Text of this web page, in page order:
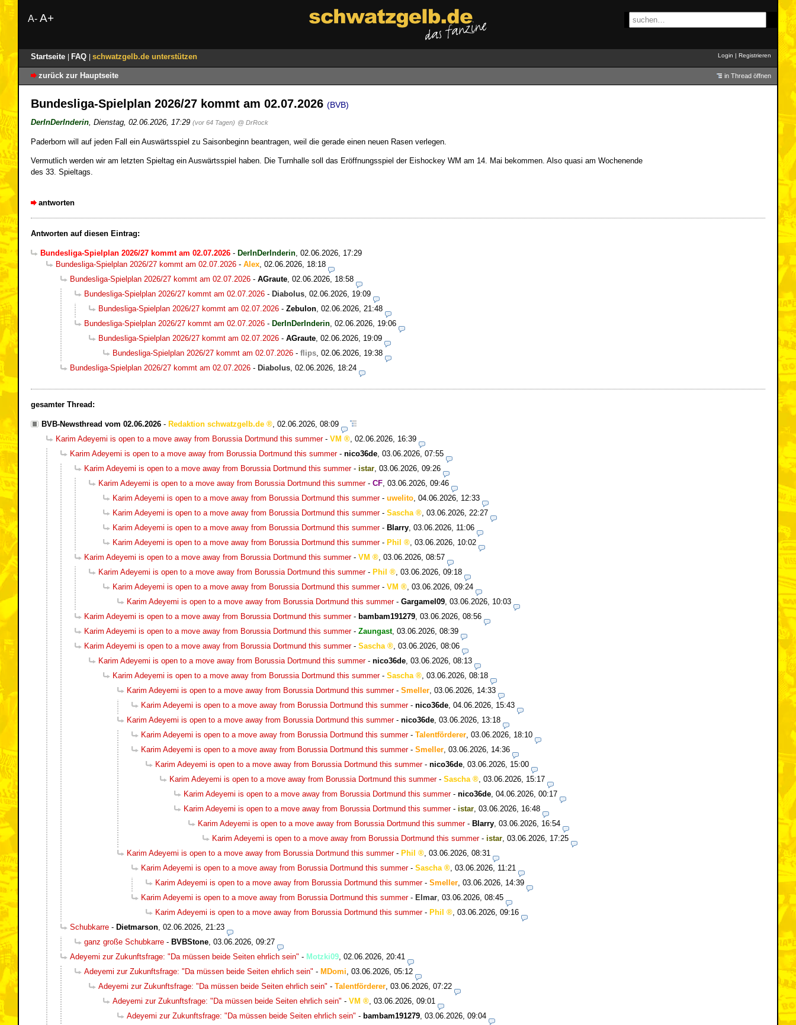
A- A+
Startseite FAQ schwatzgelb.de unterstützen Login | Registrieren
zurück zur Hauptseite in Thread öffnen
Bundesliga-Spielplan 2026/27 kommt am 02.07.2026 (BVB)
DerInDerInderin Dienstag, 02.06.2026, 17:29 (vor 64 Tagen) @ DrRock
Paderborn will auf jeden Fall ein Auswärtsspiel zu Saisonbeginn beantragen, weil die gerade einen neuen Rasen verlegen.
Vermutlich werden wir am letzten Spieltag ein Auswärtsspiel haben. Die Turnhalle soll das Eröffnungsspiel der Eishockey WM am 14. Mai bekommen. Also quasi am Wochenende
des 33. Spieltags.
antworten
Antworten auf diesen Eintrag:
Bundesliga-Spielplan 2026/27 kommt am 02.07.2026 - DerInDerInderin, 02.06.2026, 17:29
Bundesliga-Spielplan 2026/27 kommt am 02.07.2026 - Alex, 02.06.2026, 18:18
Bundesliga-Spielplan 2026/27 kommt am 02.07.2026 - AGraute, 02.06.2026, 18:58
Bundesliga-Spielplan 2026/27 kommt am 02.07.2026 - Diabolus, 02.06.2026, 19:09
Bundesliga-Spielplan 2026/27 kommt am 02.07.2026 - Zebulon, 02.06.2026, 21:48
Bundesliga-Spielplan 2026/27 kommt am 02.07.2026 - DerInDerInderin, 02.06.2026, 19:06
Bundesliga-Spielplan 2026/27 kommt am 02.07.2026 - AGraute, 02.06.2026, 19:09
Bundesliga-Spielplan 2026/27 kommt am 02.07.2026 - flips, 02.06.2026, 19:38
Bundesliga-Spielplan 2026/27 kommt am 02.07.2026 - Diabolus, 02.06.2026, 18:24
gesamter Thread:
BVB-Newsthread vom 02.06.2026 - Redaktion schwatzgelb.de
02.06.2026, 08:09
Karim Adeyemi is open to a move away from Borussia Dortmund this summer- VM
02.06.2026, 16:39
Karim Adeyemi is open to a move away from Borussia Dortmund this summer- nico36de 03.06.2026, 07:55
Karim Adeyemi is open to a move away from Borussia Dortmund this summer- istar 03.06.2026, 09:26
Karim Adeyemi is open to a move away from Borussia Dortmund this summer- CF 03.06.2026, 09:46
Karim Adeyemi is open to a move away from Borussia Dortmund this summer- uwelito 04.06.2026, 12:33
Karim Adeyemi is open to a move away from Borussia Dortmund this summer- Sascha
03.06.2026, 22:27
Karim Adeyemi is open to a move away from Borussia Dortmund this summer- Blarry 03.06.2026, 11:06
Karim Adeyemi is open to a move away from Borussia Dortmund this summer- Phil
03.06.2026, 10:02
Karim Adeyemi is open to a move away from Borussia Dortmund this summer- VM
03.06.2026, 08:57
Karim Adeyemi is open to a move away from Borussia Dortmund this summer- Phil
03.06.2026, 09:18
Karim Adeyemi is open to a move away from Borussia Dortmund this summer- VM
03.06.2026, 09:24
Karim Adeyemi is open to a move away from Borussia Dortmund this summer- Gargamel09 03.06.2026, 10:03
Karim Adeyemi is open to a move away from Borussia Dortmund this summer- bambam191279 03.06.2026, 08:56
Karim Adeyemi is open to a move away from Borussia Dortmund this summer- Zaungast, 03.06.2026, 08:39
Karim Adeyemi is open to a move away from Borussia Dortmund this summer- Sascha
03.06.2026, 08:06
Karim Adeyemi is open to a move away from Borussia Dortmund this summer- nico36de 03.06.2026, 08:13
Karim Adeyemi is open to a move away from Borussia Dortmund this summer- Sascha
03.06.2026, 08:18
Karim Adeyemi is open to a move away from Borussia Dortmund this summer- Smeller 03.06.2026, 14:33
Karim Adeyemi is open to a move away from Borussia Dortmund this summer- nico36de 04.06.2026, 15:43
Karim Adeyemi is open to a move away from Borussia Dortmund this summer- nico36de 03.06.2026, 13:18
Karim Adeyemi is open to a move away from Borussia Dortmund this summer- Talentförderer 03.06.2026, 18:10
Karim Adeyemi is open to a move away from Borussia Dortmund this summer- Smeller 03.06.2026, 14:36
Karim Adeyemi is open to a move away from Borussia Dortmund this summer- nico36de 03.06.2026, 15:00
Karim Adeyemi is open to a move away from Borussia Dortmund this summer- Sascha
03.06.2026, 15:17
Karim Adeyemi is open to a move away from Borussia Dortmund this summer- nico36de 04.06.2026, 00:17
Karim Adeyemi is open to a move away from Borussia Dortmund this summer- istar 03.06.2026, 16:48
Karim Adeyemi is open to a move away from Borussia Dortmund this summer- Blarry 03.06.2026, 16:54
Karim Adeyemi is open to a move away from Borussia Dortmund this summer- istar 03.06.2026, 17:25
Karim Adeyemi is open to a move away from Borussia Dortmund this summer- Phil
03.06.2026, 08:31
Karim Adeyemi is open to a move away from Borussia Dortmund this summer- Sascha
03.06.2026, 11:21
Karim Adeyemi is open to a move away from Borussia Dortmund this summer- Smeller 03.06.2026, 14:39
Karim Adeyemi is open to a move away from Borussia Dortmund this summer- Elmar 03.06.2026, 08:45
Karim Adeyemi is open to a move away from Borussia Dortmund this summer- Phil
03.06.2026, 09:16
Schubkarre - Dietmarson 02.06.2026, 21:23
ganz große Schubkarre - BVBStone 03.06.2026, 09:27
Adeyemi zur Zukunftsfrage: "Da müssen beide Seiten ehrlich sein" - Motzki09 02.06.2026, 20:41
Adeyemi zur Zukunftsfrage: "Da müssen beide Seiten ehrlich sein" - MDomi 03.06.2026, 05:12
Adeyemi zur Zukunftsfrage: "Da müssen beide Seiten ehrlich sein" - Talentförderer 03.06.2026, 07:22
Adeyemi zur Zukunftsfrage: "Da müssen beide Seiten ehrlich sein" - VM
03.06.2026, 09:01
Adeyemi zur Zukunftsfrage: "Da müssen beide Seiten ehrlich sein" - bambam191279 03.06.2026, 09:04